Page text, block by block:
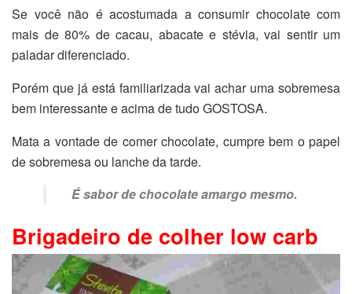
Se você não é acostumada a consumir chocolate com
mais de 80% de cacau, abacate e stévia, vai sentir um
paladar diferenciado.
Porém que já está familiarizada vai achar uma sobremesa
bem interessante e acima de tudo GOSTOSA.
Mata a vontade de comer chocolate, cumpre bem o papel
de sobremesa ou lanche da tarde.
É sabor de chocolate amargo mesmo.
Brigadeiro de colher low carb